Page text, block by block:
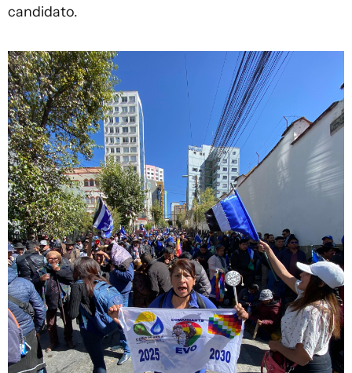
candidato.